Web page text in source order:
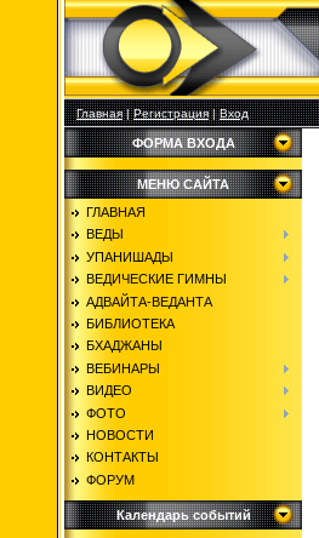
Главная|Регистрация|Вход
ФОРМА ВХОДА
МЕНЮ САЙТА
ГЛАВНАЯ
ВЕДЫ
УПАНИШАДЫ
ВЕДИЧЕСКИЕ ГИМНЫ
АДВАЙТА-ВЕДАНТА
БИБЛИОТЕКА
БХАДЖАНЫ
ВЕБИНАРЫ
ВИДЕО
ФОТО
НОВОСТИ
КОНТАКТЫ
ФОРУМ
Календарь событий